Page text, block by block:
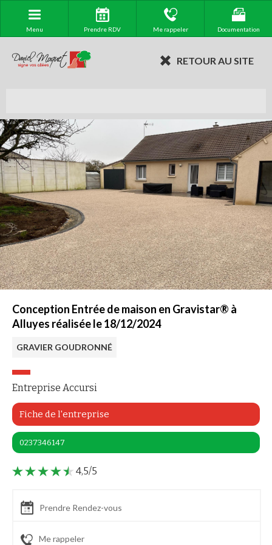
Menu Prendre RDV Me rappeler Documentation
RETOUR AU SITE
Conception Entrée de maison en Gravistar® à
Alluyes réalisée le 18/12/2024
GRAVIER GOUDRONNÉ
Entreprise Accursi
Fiche de l'entreprise
0237346147
4,5/5
Prendre Rendez-vous
Me rappeler